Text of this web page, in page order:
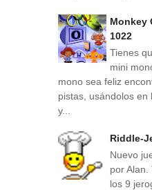
Monkey
1022
Tienes
mini
mono sea feliz
pistas, usándolos
y...
Riddle-
Nuevo
por Alan.
los 9